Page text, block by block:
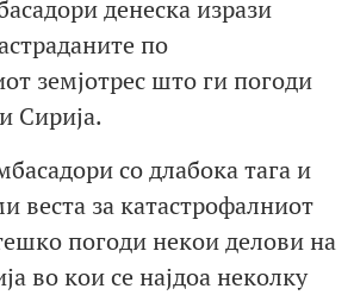
денеска изрази
по
земјотрес што ги погоди
Сирија.
со длабока тага и
веста за катастрофалниот
погоди некои делови на
во кои се најдоа неколку